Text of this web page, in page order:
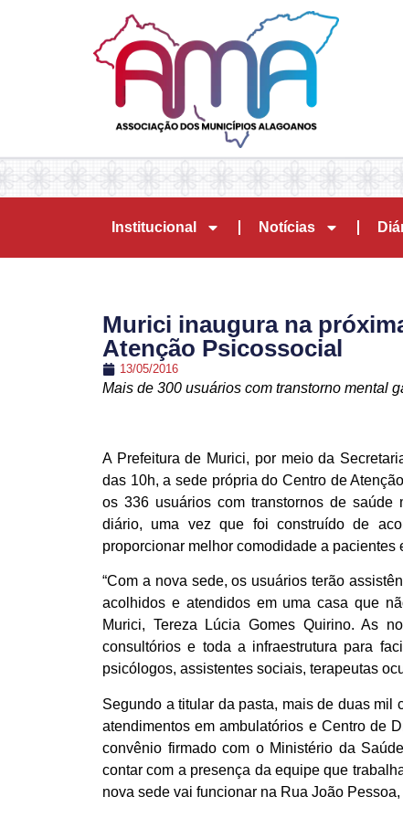
Institucional Notícias
Murici inaugura na
Atenção Psicossocial
13/05/2016
Mais de 300 usuários com transtorno mental
A Prefeitura de Murici, por meio da
das 10h, a sede própria do Centro de
os 336 usuários com transtornos de saúde
diário, uma vez que foi construído de
proporcionar melhor comodidade a pacientes
“Com a nova sede, os usuários terão
acolhidos e atendidos em uma casa que
Murici, Tereza Lúcia Gomes Quirino. As
consultórios e toda a infraestrutura para
psicólogos, assistentes sociais, terapeutas
Segundo a titular da pasta, mais de duas mil
atendimentos em ambulatórios e Centro de
convênio firmado com o Ministério da
contar com a presença da equipe que
nova sede vai funcionar na Rua João